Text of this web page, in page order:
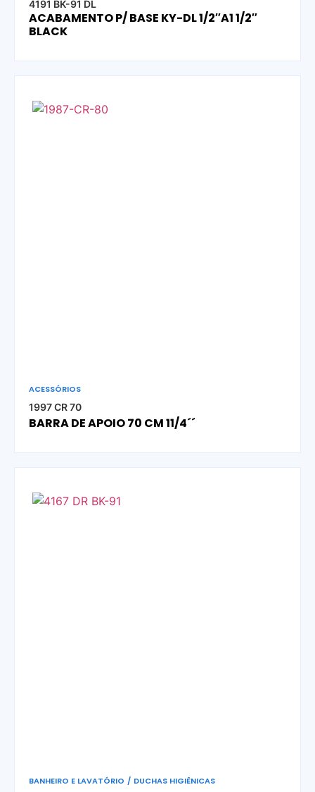
4191 BK-91 DL
ACABAMENTO P/ BASE KY-DL 1/2″A1 1/2″
BLACK
ACESSÓRIOS
1997 CR 70
BARRA DE APOIO 70 CM 11/4´´
BANHEIRO E LAVATÓRIO / DUCHAS HIGIÊNICAS